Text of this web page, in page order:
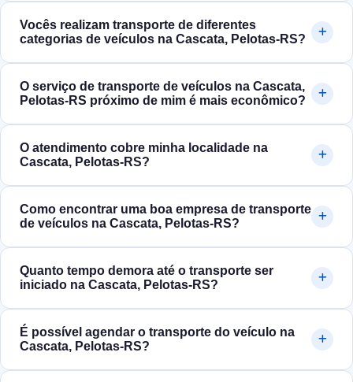
Vocês realizam transporte de diferentes
categorias de veículos na Cascata, Pelotas‑RS?
O serviço de transporte de veículos na Cascata,
Pelotas‑RS próximo de mim é mais econômico?
O atendimento cobre minha localidade na
Cascata, Pelotas‑RS?
Como encontrar uma boa empresa de transporte
de veículos na Cascata, Pelotas‑RS?
Quanto tempo demora até o transporte ser
iniciado na Cascata, Pelotas‑RS?
É possível agendar o transporte do veículo na
Cascata, Pelotas‑RS?